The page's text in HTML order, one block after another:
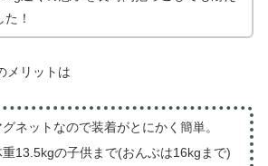
！
メリットは
ネットなので装着がとにかく簡単。
13.5kgの子供まで(おんぶは16kgまで)